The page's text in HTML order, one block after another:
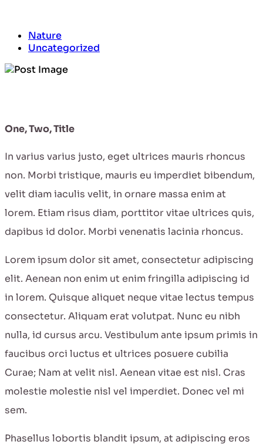
Nature
Uncategorized
One, Two, Title
In varius varius justo, eget ultrices mauris rhoncus
non. Morbi tristique, mauris eu imperdiet bibendum,
velit diam iaculis velit, in ornare massa enim at
lorem. Etiam risus diam, porttitor vitae ultrices quis,
dapibus id dolor. Morbi venenatis lacinia rhoncus.
Lorem ipsum dolor sit amet, consectetur adipiscing
elit. Aenean non enim ut enim fringilla adipiscing id
in lorem. Quisque aliquet neque vitae lectus tempus
consectetur. Aliquam erat volutpat. Nunc eu nibh
nulla, id cursus arcu. Vestibulum ante ipsum primis in
faucibus orci luctus et ultrices posuere cubilia
Curae; Nam at velit nisl. Aenean vitae est nisl. Cras
molestie molestie nisl vel imperdiet. Donec vel mi
sem.
Phasellus lobortis blandit ipsum, at adipiscing eros